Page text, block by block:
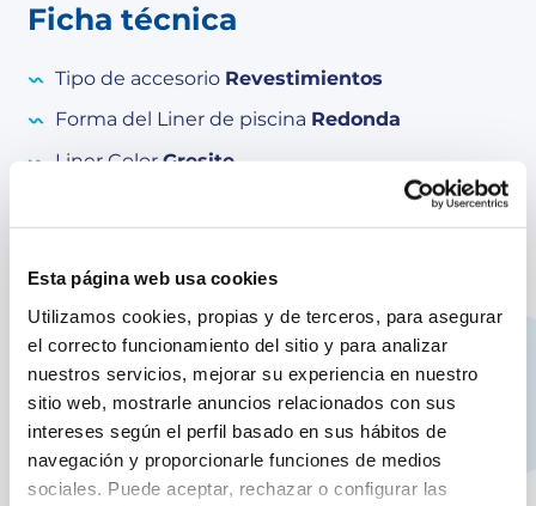
Esta página web usa cookies
Utilizamos cookies, propias y de terceros, para asegurar
el correcto funcionamiento del sitio y para analizar
nuestros servicios, mejorar su experiencia en nuestro
sitio web, mostrarle anuncios relacionados con sus
intereses según el perfil basado en sus hábitos de
navegación y proporcionarle funciones de medios
sociales. Puede aceptar, rechazar o configurar las
Ficha técnica
Tipo de accesorio Revestimientos
Forma del Liner de piscina Redonda
Liner ColorGresite
Altura del revestimiento
Equipamiento
Características producto: